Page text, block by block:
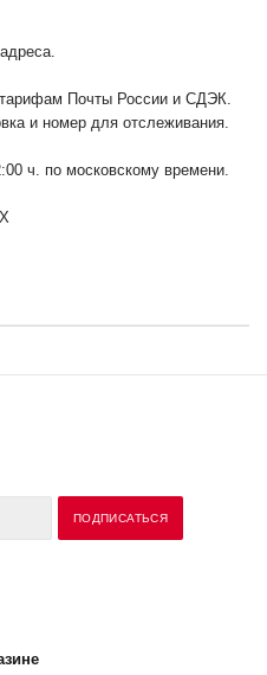
Почты России и СДЭК.
и номер для отслеживания.
ч. по московскому времени.